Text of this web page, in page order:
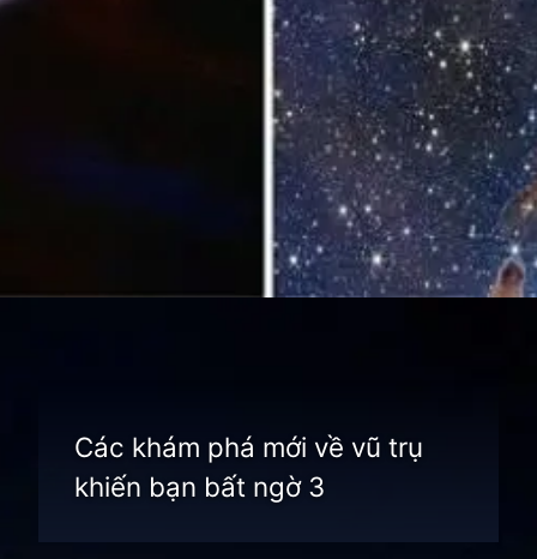
Các khám phá mới về vũ trụ
khiến bạn bất ngờ 3